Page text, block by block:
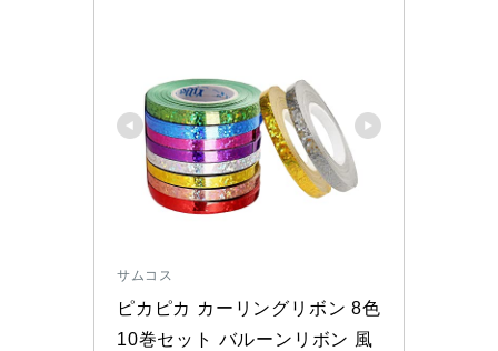
サムコス
ピカピカ カーリングリボン 8色
10巻セット バルーンリボン 風